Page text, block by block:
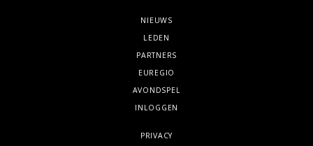
NIEUWS
LEDEN
PARTNERS
EUREGIO
AVONDSPEL
INLOGGEN
PRIVACY